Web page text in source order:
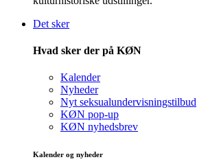
Det sker
Hvad sker der på KØN
Kalender
Nyheder
Nyt seksualundervisningstilbud
KØN pop-up
KØN nyhedsbrev
Kalender og nyheder